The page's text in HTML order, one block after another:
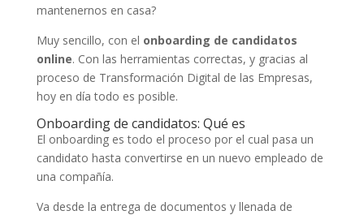
mantenernos en casa?
Muy sencillo, con el onboarding de candidatos
online. Con las herramientas correctas, y gracias al
proceso de Transformación Digital de las Empresas,
hoy en día todo es posible.
Onboarding de candidatos: Qué es
El onboarding es todo el proceso por el cual pasa un
candidato hasta convertirse en un nuevo empleado de
una compañía.
Va desde la entrega de documentos y llenada de